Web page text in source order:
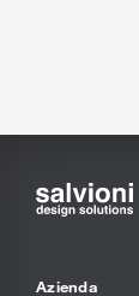
Azienda